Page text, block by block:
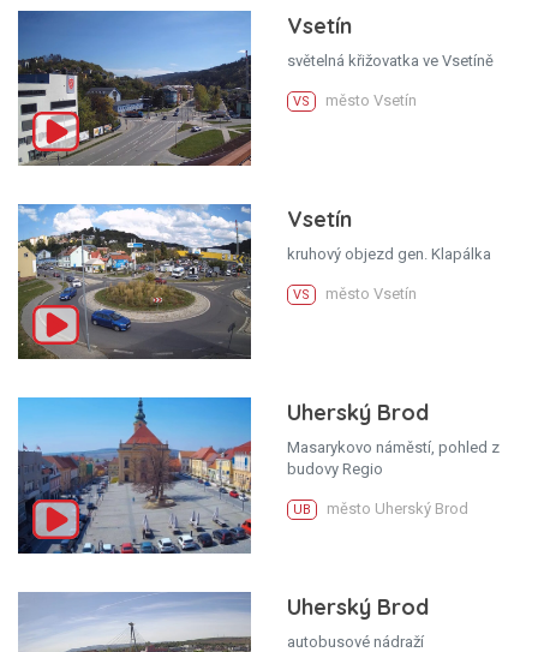
Vsetín
světelná křižovatka ve Vsetíně
VS město Vsetín
Vsetín
kruhový objezd gen. Klapálka
VS město Vsetín
Uherský Brod
Masarykovo náměstí, pohled z
budovy Regio
UB město Uherský Brod
Uherský Brod
autobusové nádraží